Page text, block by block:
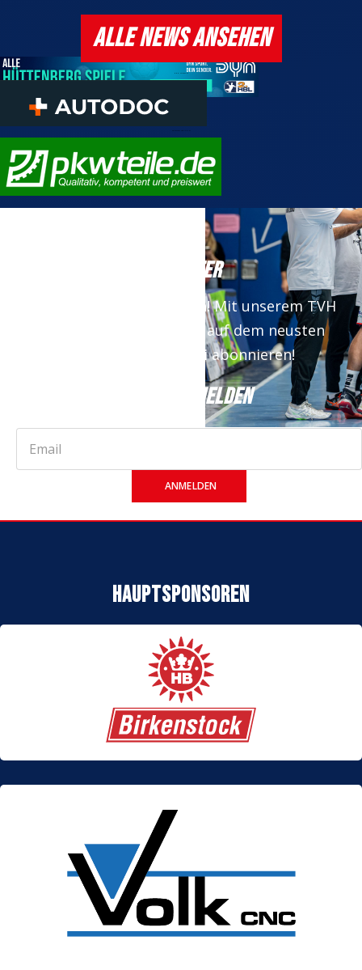
ALLE NEWS ANSEHEN
NEWSLETTER
Keine News mehr verpassen! Mit unserem TVH
Newsletter bist du immer auf dem neusten
Stand. Jetzt kostenfrei abonnieren!
JETZT ANMELDEN
ANMELDEN
Hauptsponsoren